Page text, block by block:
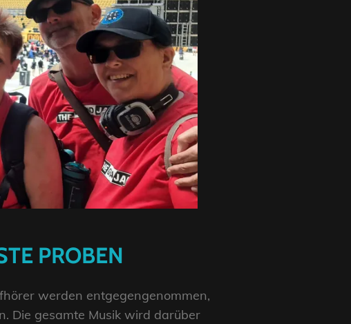
PROBEN
werden entgegengenommen,
Die gesamte Musik wird darüber